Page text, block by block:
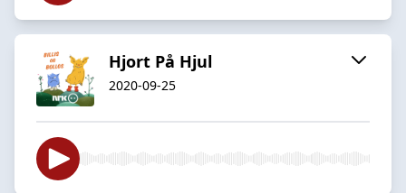
Hjort På Hjul
2020-09-25